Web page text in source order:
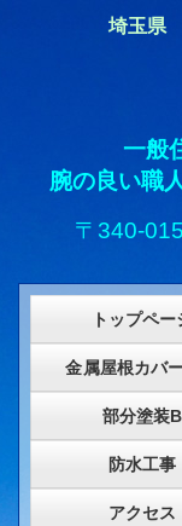
埼玉県 幸手市
一般
腕の良い職
〒340-
トップペー
金属屋根カバ
部分塗装B
防水工事
アクセス